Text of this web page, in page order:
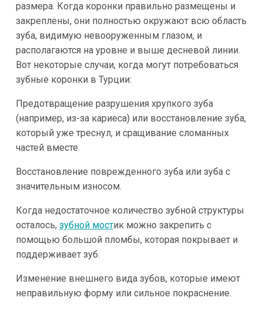
размера. Когда коронки правильно размещены и
закреплены, они полностью окружают всю область
зуба, видимую невооруженным глазом, и
располагаются на уровне и выше десневой линии.
Вот некоторые случаи, когда могут потребоваться
зубные коронки в Турции:
Предотвращение разрушения хрупкого зуба
(например, из-за кариеса) или восстановление зуба,
который уже треснул, и сращивание сломанных
частей вместе.
Восстановление поврежденного зуба или зуба с
значительным износом.
Когда недостаточное количество зубной структуры
осталось, зубной мостик можно закрепить с
помощью большой пломбы, которая покрывает и
поддерживает зуб.
Изменение внешнего вида зубов, которые имеют
неправильную форму или сильное покраснение.